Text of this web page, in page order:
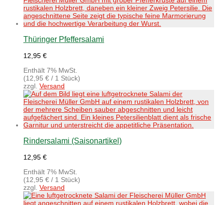
Thüringer Pfeffersalami
12,95 €
Enthält 7% MwSt.
(12,95 € / 1 Stück)
zzgl. Versand
Rindersalami (Saisonartikel)
12,95 €
Enthält 7% MwSt.
(12,95 € / 1 Stück)
zzgl. Versand